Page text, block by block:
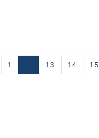
1 13 14 15